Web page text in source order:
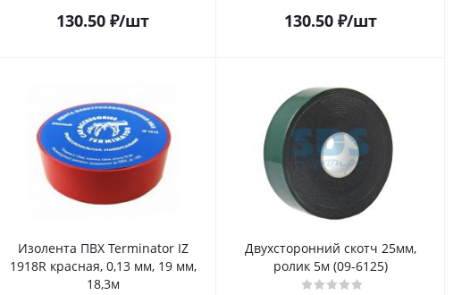
130.50 ₽/шт 130.50 ₽/шт
Изолента ПВХ Terminator IZ
1918R красная, 0,13 мм, 19 мм,
18,3м
Двухсторонний скотч 25мм,
ролик 5м (09-6125)